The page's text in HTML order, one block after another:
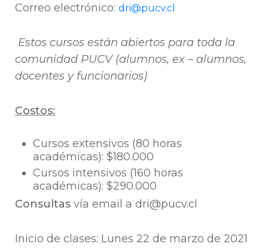
Correo electrónico: dri@pucv.cl
Estos cursos están abiertos para toda la
comunidad PUCV (alumnos, ex – alumnos,
docentes y funcionarios)
Costos:
Cursos extensivos (80 horas
académicas): $180.000
Cursos intensivos (160 horas
académicas): $290.000
Consultas vía email a dri@pucv.cl
Inicio de clases: Lunes 22 de marzo de 2021